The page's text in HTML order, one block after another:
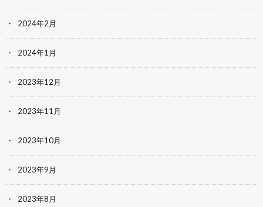
2024年2月
2024年1月
2023年12月
2023年11月
2023年10月
2023年9月
2023年8月